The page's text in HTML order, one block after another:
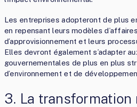
Les entreprises adopteront de plus
en repensant leurs modèles
d’approvisionnement et leurs
Elles devront également s’adapter
gouvernementales de plus en plus
d’environnement et de
3. La transformation